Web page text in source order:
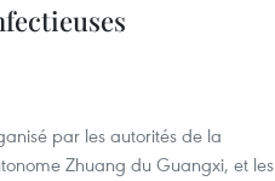
par les autorités de la
Zhuang du Guangxi, et les